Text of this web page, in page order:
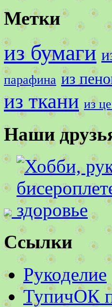
Метки
из бумаги
парафина из
из ткани из
Наши
Ссылки
Рукоделие
ТупичОК